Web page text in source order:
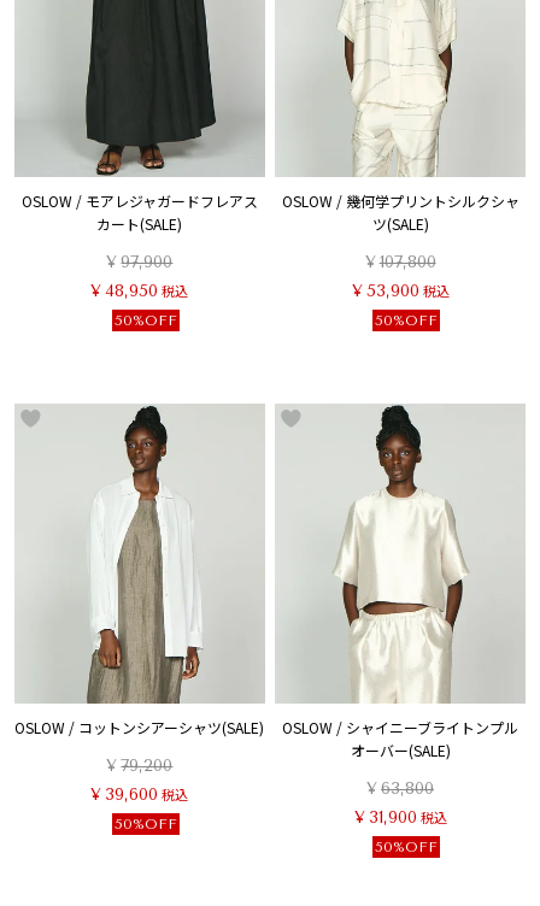
OSLOW / モアレジャガードフレアス
カート(SALE)
¥ 97,900
¥ 48,950 税込
50%OFF
OSLOW / 幾何学プリントシルクシャ
ツ(SALE)
¥107,800
¥ 53,900 税込
50%OFF
OSLOW / コットンシアーシャツ(SALE)
¥ 79,200
¥ 39,600 税込
50%OFF
OSLOW / シャイニーブライトンプル
オーバー(SALE)
¥63,800
¥ 31,900 税込
50%OFF